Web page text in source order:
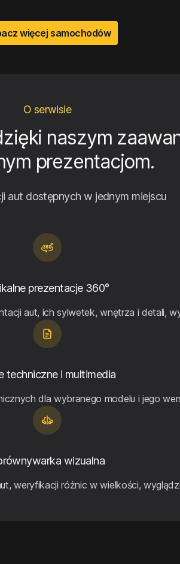
więcej samochodów
O serwisie
naszym
prezentacjom.
aut dostępnych w jednym miejscu
prezentacje 360°
aut, ich sylwetek, wnętrza i detali,
techniczne i multimedia
dla wybranego modelu i jego
wizualna
weryfikacji różnic w wielkości,